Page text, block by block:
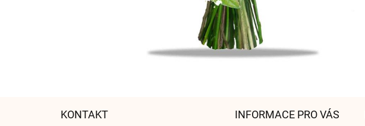
KONTAKT INFORMACE PRO VÁS